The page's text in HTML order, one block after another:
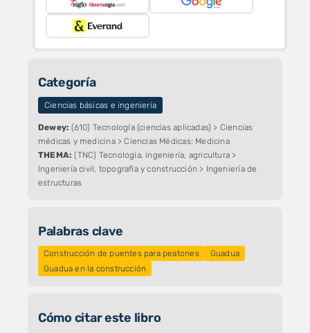
Categoría
Ciencias básicas e ingeniería
Dewey: (610) Tecnología (ciencias aplicadas) > Ciencias
médicas y medicina > Ciencias Médicas; Medicina
THEMA: (TNC) Tecnología, ingeniería, agricultura >
Ingeniería civil, topografía y construcción > Ingeniería de
estructuras
Palabras clave
Construcción de puentes para peatones
Guadua
Guadua en la construcción
Cómo citar este libro